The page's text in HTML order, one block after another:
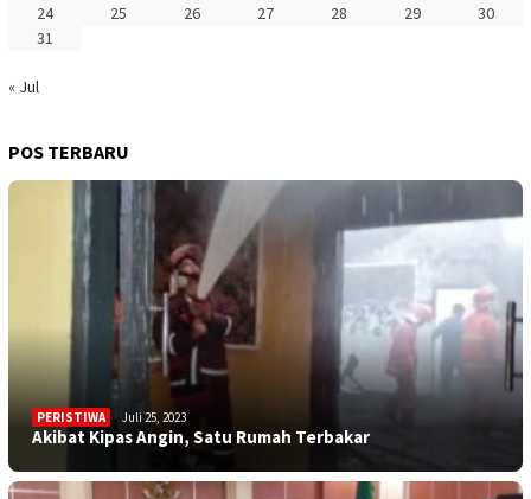
24
25 26 27 28 29
30
31
« Jul
POS TERBARU
PERISTIWA Juli 25, 2023
Akibat Kipas Angin, Satu Rumah Terbakar